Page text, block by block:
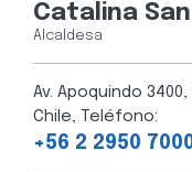
Catalina
Alcaldesa
Av. Apoquindo
Chile, Teléfono:
+56 2 2950